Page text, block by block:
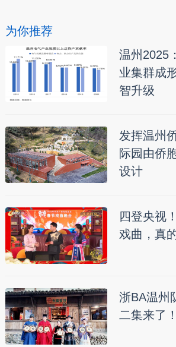
为你推荐
温州2025
业集群成
智升级
发挥温州
际园由侨
设计
四登央视
戏曲，真
浙BA温州
二集来了！